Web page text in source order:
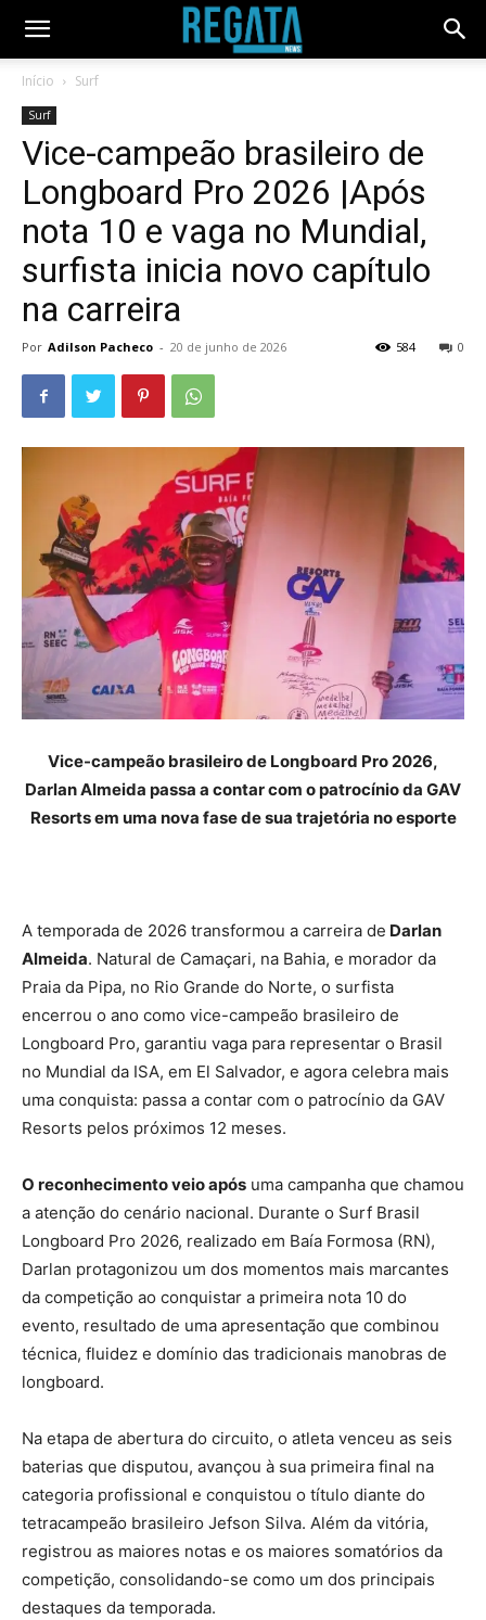
Início Surf
Surf
Vice-campeão brasileiro de
Longboard Pro 2026 |Após
nota 10 e vaga no Mundial,
surfista inicia novo capítulo
na carreira
Por Adilson Pacheco - 20 de junho de 2026 0
584
Vice-campeão brasileiro de Longboard Pro 2026,
Darlan Almeida passa a contar com o patrocínio da GAV
Resorts em uma nova fase de sua trajetória no esporte
A temporada de 2026 transformou a carreira de Darlan
Almeida. Natural de Camaçari, na Bahia, e morador da
Praia da Pipa, no Rio Grande do Norte, o surfista
encerrou o ano como vice-campeão brasileiro de
Longboard Pro, garantiu vaga para representar o Brasil
no Mundial da ISA, em El Salvador, e agora celebra mais
uma conquista: passa a contar com o patrocínio da GAV
Resorts pelos próximos 12 meses.
O reconhecimento veio após uma campanha que chamou
a atenção do cenário nacional. Durante o Surf Brasil
Longboard Pro 2026, realizado em Baía Formosa (RN),
Darlan protagonizou um dos momentos mais marcantes
da competição ao conquistar a primeira nota 10 do
evento, resultado de uma apresentação que combinou
técnica, fluidez e domínio das tradicionais manobras de
longboard.
Na etapa de abertura do circuito, o atleta venceu as seis
baterias que disputou, avançou à sua primeira final na
categoria profissional e conquistou o título diante do
tetracampeão brasileiro Jefson Silva. Além da vitória,
registrou as maiores notas e os maiores somatórios da
competição, consolidando-se como um dos principais
destaques da temporada.